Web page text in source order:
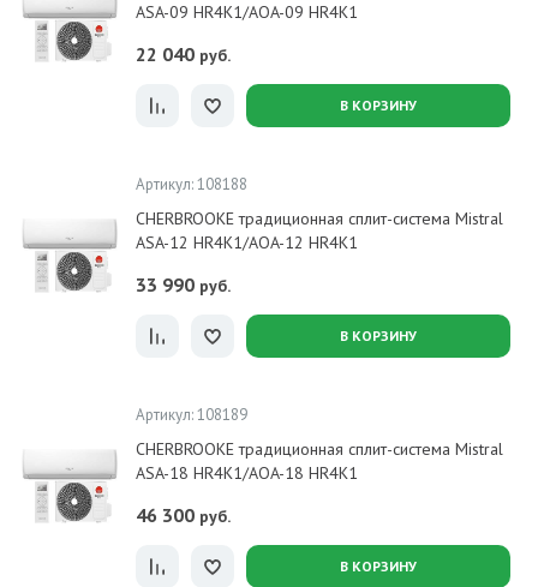
ASA-09 HR4K1/AOA-09 HR4K1
22 040 руб.
В КОРЗИНУ
Артикул: 108188
CHERBROOKE традиционная сплит-система Mistral
ASA-12 HR4K1/AOA-12 HR4K1
33 990 руб.
В КОРЗИНУ
Артикул: 108189
CHERBROOKE традиционная сплит-система Mistral
ASA-18 HR4K1/AOA-18 HR4K1
46 300 руб.
В КОРЗИНУ